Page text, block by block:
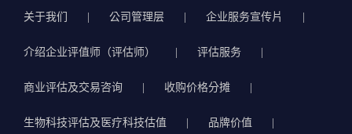
关于我们 公司管理层 企业服务宣传片
介绍企业评值师（评估师） 评估服务
商业评估及交易咨询 收购价格分摊
生物科技评估及医疗科技估值 品牌价值